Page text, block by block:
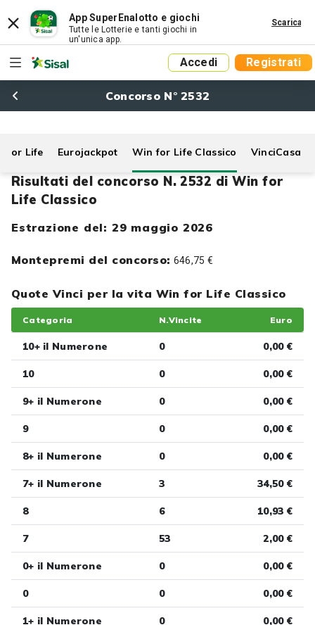
App SuperEnalotto e giochi
Tutte le Lotterie e tanti giochi in
un'unica app.
Scarica
Accedi Registrati
Concorso N° 2532
for Life Eurojackpot Win for Life Classico VinciCasa
Risultati del concorso N. 2532 di Win for
Life Classico
Estrazione del: 29 maggio 2026
Montepremi del concorso: 646,75 €
Quote Vinci per la vita Win for Life Classico
Categoria N.Vincite Euro
10+ il Numerone 0 0,00 €
10 0 0,00 €
9+ il Numerone 0 0,00 €
9 0 0,00 €
8+ il Numerone 0 0,00 €
7+ il Numerone 3 34,50 €
8 6 10,93 €
7 53 2,00 €
0+ il Numerone 0 0,00 €
0 0 0,00 €
1+ il Numerone 0 0,00 €